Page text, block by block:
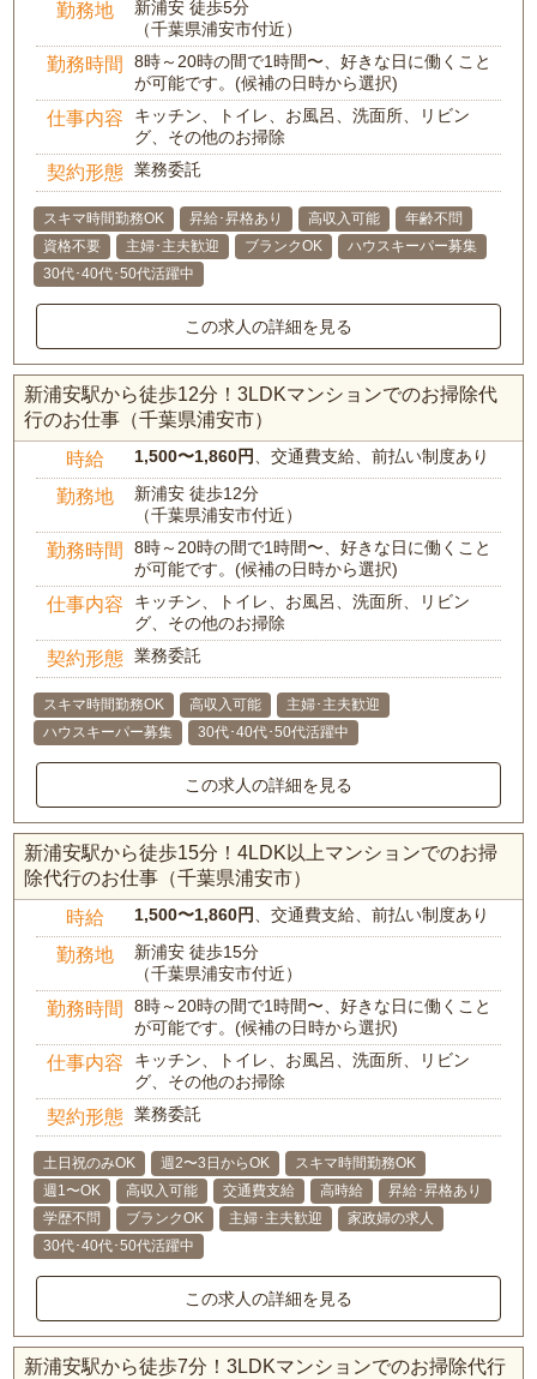
勤務地
新浦安 徒歩5分
（千葉県浦安市付近）
勤務時間
8時～20時の間で1時間〜、好きな日に働くこと
が可能です。(候補の日時から選択)
仕事内容
キッチン、トイレ、お風呂、洗面所、リビン
グ、その他のお掃除
契約形態 業務委託
スキマ時間勤務OK 昇給･昇格あり 高収入可能
年齢不問
資格不要
主婦･主夫歓迎 ブランクOK
ハウスキーパー募集
30代･40代･50代活躍中
この求人の詳細を見る
新浦安駅から徒歩12分！3LDKマンションでのお掃除代
行のお仕事（千葉県浦安市）
時給 1,500〜1,860円、交通費支給、前払い制度あり
勤務地
新浦安 徒歩12分
（千葉県浦安市付近）
勤務時間
8時～20時の間で1時間〜、好きな日に働くこと
が可能です。(候補の日時から選択)
仕事内容
キッチン、トイレ、お風呂、洗面所、リビン
グ、その他のお掃除
契約形態 業務委託
スキマ時間勤務OK 高収入可能
主婦･主夫歓迎
ハウスキーパー募集
30代･40代･50代活躍中
この求人の詳細を見る
新浦安駅から徒歩15分！4LDK以上マンションでのお掃
除代行のお仕事（千葉県浦安市）
時給 1,500〜1,860円、交通費支給、前払い制度あり
勤務地
新浦安 徒歩15分
（千葉県浦安市付近）
勤務時間
8時～20時の間で1時間〜、好きな日に働くこと
が可能です。(候補の日時から選択)
仕事内容
キッチン、トイレ、お風呂、洗面所、リビン
グ、その他のお掃除
契約形態 業務委託
土日祝のみOK 週2〜3日からOK
スキマ時間勤務OK
週1〜OK
高収入可能 交通費支給 高時給
昇給･昇格あり
学歴不問
ブランクOK 主婦･主夫歓迎
家政婦の求人
30代･40代･50代活躍中
この求人の詳細を見る
新浦安駅から徒歩7分！3LDKマンションでのお掃除代行